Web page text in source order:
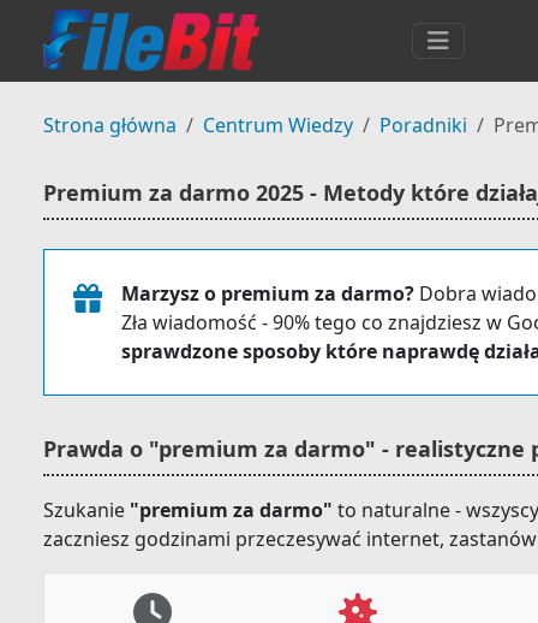
Strona główna Centrum Wiedzy Poradniki
Premium za darmo 2025 - Metody które
Marzysz o premium za darmo? Dobra
Zła wiadomość - 90% tego co znajdziesz w
sprawdzone sposoby które naprawdę
Prawda o "premium za darmo" - realistyczne
Szukanie "premium za darmo" to naturalne -
zaczniesz godzinami przeczesywać internet,